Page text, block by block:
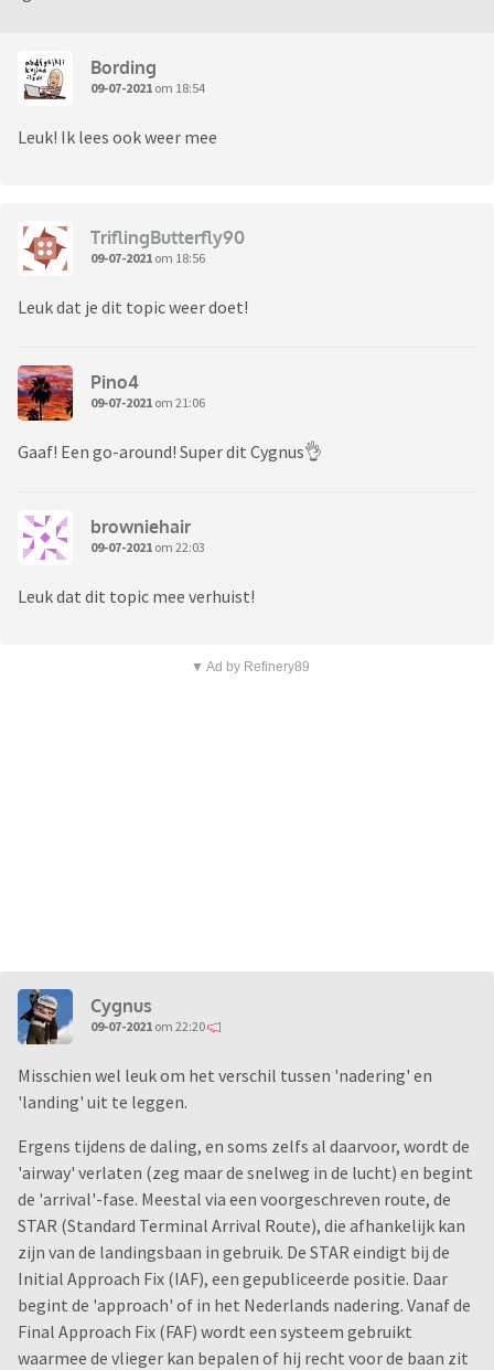
Bording
09-07-2021 om 18:54
Leuk! Ik lees ook weer mee
TriflingButterfly90
09-07-2021 om 18:56
Leuk dat je dit topic weer doet!
Pino4
09-07-2021 om 21:06
Gaaf! Een go-around! Super dit Cygnus👌
browniehair
09-07-2021 om 22:03
Leuk dat dit topic mee verhuist!
▼ Ad by Refinery89
Cygnus
09-07-2021 om 22:20
Misschien wel leuk om het verschil tussen 'nadering' en
'landing' uit te leggen.
Ergens tijdens de daling, en soms zelfs al daarvoor, wordt de
'airway' verlaten (zeg maar de snelweg in de lucht) en begint
de 'arrival'-fase. Meestal via een voorgeschreven route, de
STAR (Standard Terminal Arrival Route), die afhankelijk kan
zijn van de landingsbaan in gebruik. De STAR eindigt bij de
Initial Approach Fix (IAF), een gepubliceerde positie. Daar
begint de 'approach' of in het Nederlands nadering. Vanaf de
Final Approach Fix (FAF) wordt een systeem gebruikt
waarmee de vlieger kan bepalen of hij recht voor de baan zit